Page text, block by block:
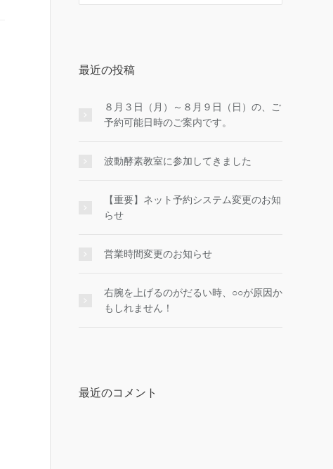
最近の投稿
８月３日（月）～８月９日（日）の、ご
予約可能日時のご案内です。
波動酵素教室に参加してきました
【重要】ネット予約システム変更のお知
らせ
営業時間変更のお知らせ
右腕を上げるのがだるい時、○○が原因か
もしれません！
最近のコメント